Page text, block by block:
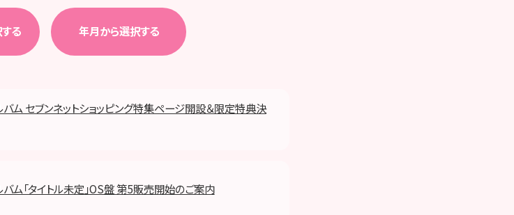
る 年月から選択する
ム セブンネットショッピング特集ページ開設＆限定特典決
ム「タイトル未定」OS盤 第5販売開始のご案内